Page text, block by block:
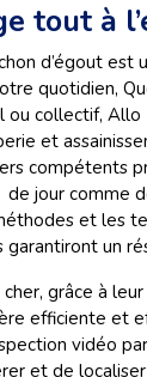
tout à
d’égout est
quotidien,
ou collectif, Allo
et
compétents
de jour comme
et les
garantiront un
grâce à
efficiente et
vidéo
et de localiser